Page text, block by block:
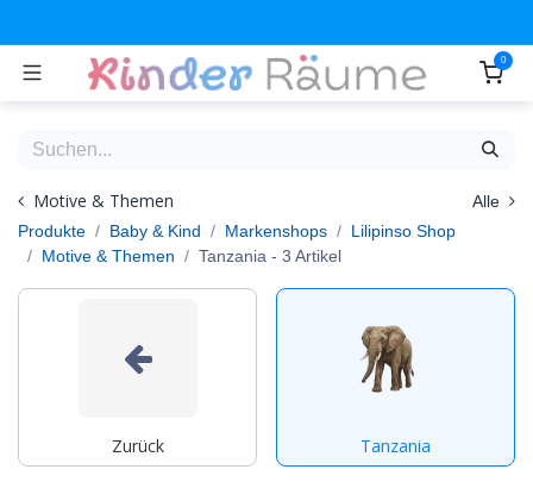
0
Motive & Themen
Alle
Produkte
Baby & Kind Markenshops
Lilipinso Shop
Motive & Themen
Tanzania - 3 Artikel
Zurück Tanzania